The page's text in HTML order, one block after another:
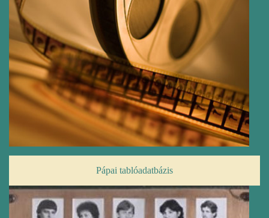
Pápai tablóadatbázis